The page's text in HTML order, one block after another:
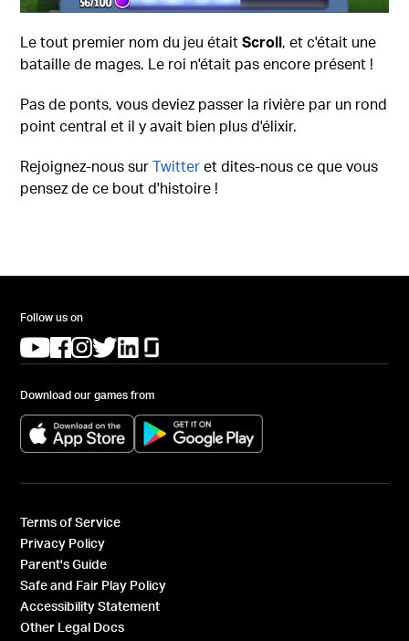
Le tout premier nom du jeu étaitScroll, et c'était une
bataille de mages. Le roi n'était pas encore présent !
Pas de ponts, vous deviez passer la rivière par un rond
point central et il y avait bien plus d'élixir.
Rejoignez-nous surTwitteret dites-nous ce que vous
pensez de ce bout d'histoire !
Follow us on
(opens in a new tab)
(opens in a new tab)
(opens in a new tab)
(opens in a new tab)
(opens in a new tab)
Download our games from
(opens in a new tab) (opens in a new tab)
Terms of Service
Privacy Policy
Parent's Guide
Safe and Fair Play Policy
Accessibility Statement
Other Legal Docs